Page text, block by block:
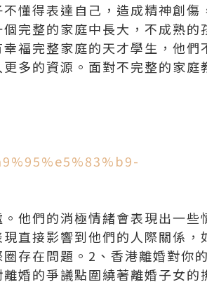
懂得表達自己，造成精神創傷
完整的家庭中長大，不成熟的
福完整家庭的天才學生，他們
多的資源。面對不完整的家庭
他們的消極情緒會表現出一些
直接影響到他們的人際關係，
存在問題。2、香港離婚對你
婚的爭議點圍繞著離婚子女的